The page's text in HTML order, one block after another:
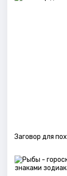
Заговор для